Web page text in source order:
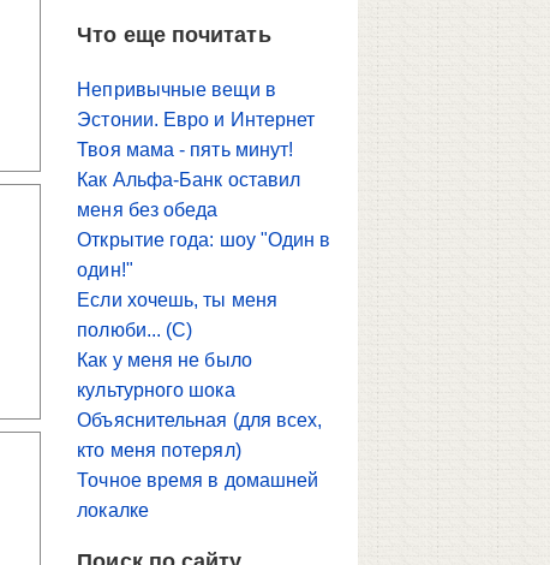
Что еще почитать
Непривычные вещи в
Эстонии. Евро и Интернет
Твоя мама - пять минут!
Как Альфа-Банк оставил
меня без обеда
Открытие года: шоу "Один в
один!"
Если хочешь, ты меня
полюби... (С)
Как у меня не было
культурного шока
Объяснительная (для всех,
кто меня потерял)
Точное время в домашней
локалке